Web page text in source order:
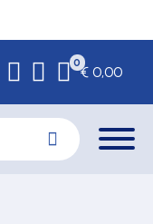
0
€ 0,00